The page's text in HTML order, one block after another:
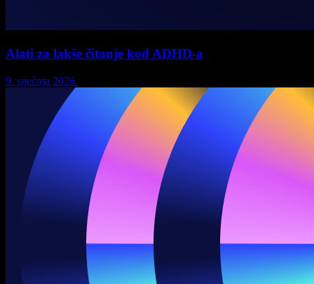
Alati za lakše čitanje kod ADHD-a
9. siječnja 2026.